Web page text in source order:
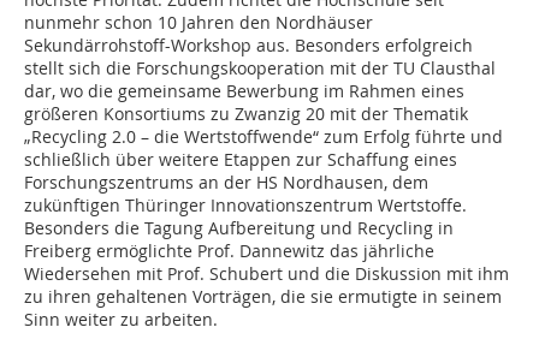
nunmehr schon 10 Jahren den Nordhäuser
Sekundärrohstoff-Workshop aus. Besonders erfolgreich
stellt sich die Forschungskooperation mit der TU Clausthal
dar, wo die gemeinsame Bewerbung im Rahmen eines
größeren Konsortiums zu Zwanzig 20 mit der Thematik
„Recycling 2.0 – die Wertstoffwende“ zum Erfolg führte und
schließlich über weitere Etappen zur Schaffung eines
Forschungszentrums an der HS Nordhausen, dem
zukünftigen Thüringer Innovationszentrum Wertstoffe.
Besonders die Tagung Aufbereitung und Recycling in
Freiberg ermöglichte Prof. Dannewitz das jährliche
Wiedersehen mit Prof. Schubert und die Diskussion mit ihm
zu ihren gehaltenen Vorträgen, die sie ermutigte in seinem
Sinn weiter zu arbeiten.